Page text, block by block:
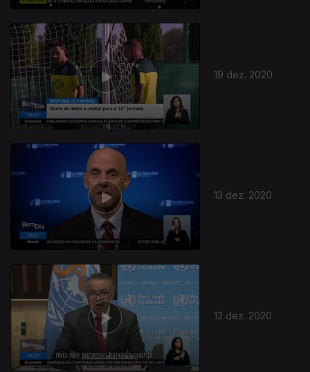
19 dez. 2020
13 dez. 2020
12 dez. 2020